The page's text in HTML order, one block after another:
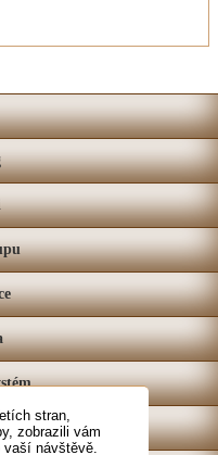
stran,
zobrazili vám
návštěvě.